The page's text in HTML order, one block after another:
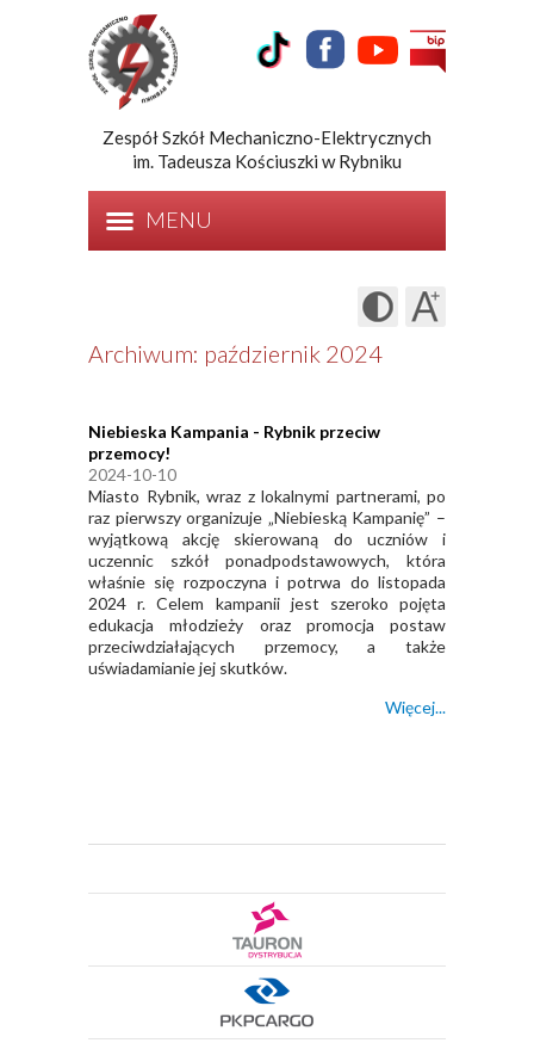
Zespół Szkół Mechaniczno-Elektrycznych
im. Tadeusza Kościuszki w Rybniku
MENU
Archiwum: październik 2024
Niebieska Kampania - Rybnik przeciw
przemocy!
2024-10-10
Miasto Rybnik, wraz z lokalnymi partnerami, po
raz pierwszy organizuje „Niebieską Kampanię” –
wyjątkową akcję skierowaną do uczniów i
uczennic szkół ponadpodstawowych, która
właśnie się rozpoczyna i potrwa do listopada
2024 r. Celem kampanii jest szeroko pojęta
edukacja młodzieży oraz promocja postaw
przeciwdziałających przemocy, a także
uświadamianie jej skutków.
Więcej...